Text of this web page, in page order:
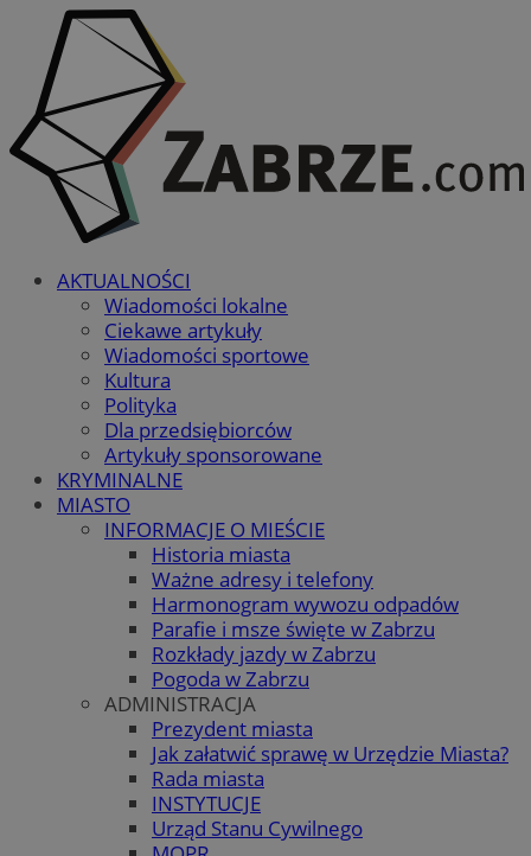
AKTUALNOŚCI
Wiadomości lokalne
Ciekawe artykuły
Wiadomości sportowe
Kultura
Polityka
Dla przedsiębiorców
Artykuły sponsorowane
KRYMINALNE
MIASTO
INFORMACJE O MIEŚCIE
Historia miasta
Ważne adresy i telefony
Harmonogram wywozu odpadów
Parafie i msze święte w Zabrzu
Rozkłady jazdy w Zabrzu
Pogoda w Zabrzu
ADMINISTRACJA
Prezydent miasta
Jak załatwić sprawę w Urzędzie Miasta?
Rada miasta
INSTYTUCJE
Urząd Stanu Cywilnego